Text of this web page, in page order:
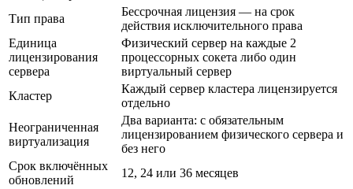
Тип права
Бессрочная лицензия — на срок
действия исключительного права
Единица
лицензирования
сервера
Физический сервер на каждые 2
процессорных сокета либо один
виртуальный сервер
Кластер
Каждый сервер кластера лицензируется
отдельно
Неограниченная
виртуализация
Два варианта: с обязательным
лицензированием физического сервера и
без него
Срок включённых
обновлений
12, 24 или 36 месяцев